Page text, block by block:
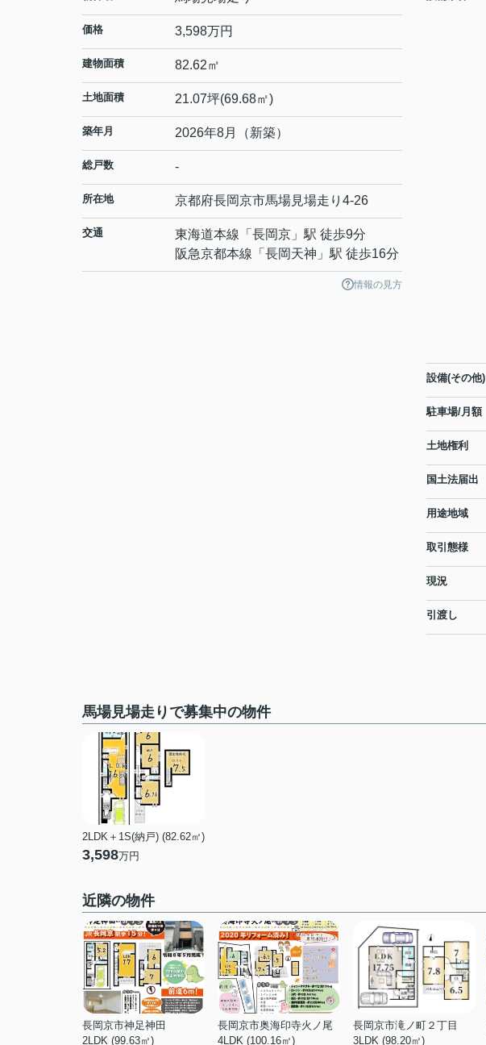
価格 3,598万円
建物面積 82.62㎡
土地面積 21.07坪(69.68㎡)
築年月 2026年8月（新築）
総戸数 -
所在地 京都府長岡京市馬場見場走り4-26
交通 東海道本線 「 長岡京 」駅 徒歩9分
阪急京都本線 「 長岡天神 」駅 徒歩16分
情報の見方
設備(その他)
駐車場/月額
土地権利
国土法届出
用途地域
取引態様
現況
引渡し
馬場見場走りで募集中の物件
2LDK＋1S(納戸) (82.62㎡)
3,598万円
近隣の物件
長岡京市神足神田
2LDK (99.63㎡)
長岡京市奥海印寺火ノ尾
4LDK (100.16㎡)
長岡京市滝ノ町２丁目
3LDK (98.20㎡)